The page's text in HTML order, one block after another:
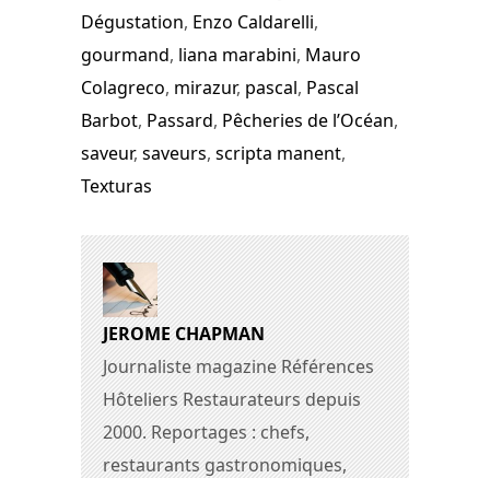
Dégustation, Enzo Caldarelli,
gourmand, liana marabini, Mauro
Colagreco, mirazur, pascal, Pascal
Barbot, Passard, Pêcheries de l’Océan,
saveur, saveurs, scripta manent,
Texturas
JEROME CHAPMAN
Journaliste magazine Références
Hôteliers Restaurateurs depuis
2000. Reportages : chefs,
restaurants gastronomiques,